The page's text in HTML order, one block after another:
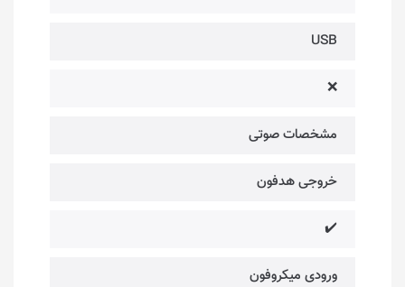
USB
❌
مشخصات صوتی
خروجی هدفون
✔️
ورودی میکروفون